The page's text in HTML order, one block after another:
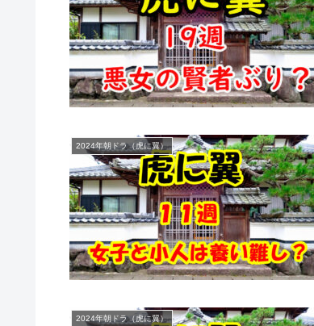
2024年朝ドラ（虎に翼）
2024年朝ドラ（虎に翼）